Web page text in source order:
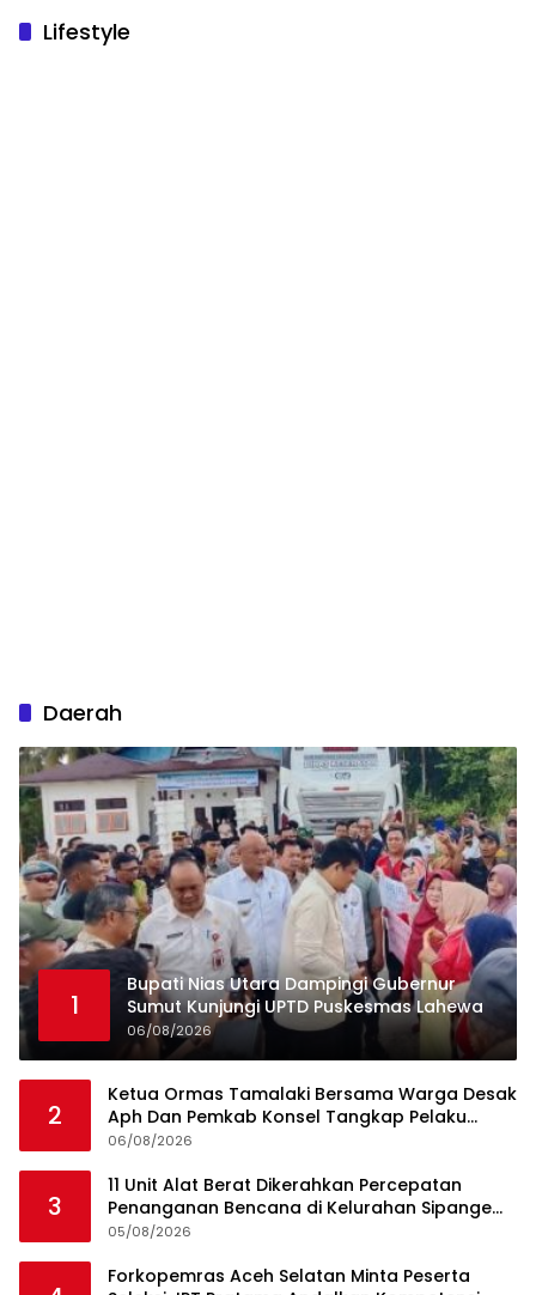
Lifestyle
Daerah
1
Bupati Nias Utara Dampingi Gubernur
Sumut Kunjungi UPTD Puskesmas Lahewa
06/08/2026
2
Ketua Ormas Tamalaki Bersama Warga Desak
Aph Dan Pemkab Konsel Tangkap Pelaku
Angkut Cangkang Sawit Overload, Truk PT KAP
06/08/2026
3
11 Unit Alat Berat Dikerahkan Percepatan
Penanganan Bencana di Kelurahan Sipange
Kecamatan Tukka
05/08/2026
Forkopemras Aceh Selatan Minta Peserta